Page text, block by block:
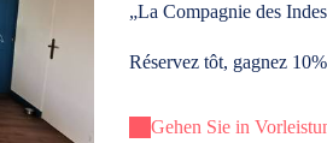
„La Compagnie des
Réservez tôt, gagnez
Gehen Sie in